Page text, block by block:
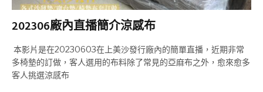
202306廠內直播簡介涼感布
本影片是在20230603在上美沙發行廠內的簡單直播，近期非常
多椅墊的訂做，客人選用的布料除了常見的亞麻布之外，愈來愈多
客人挑選涼感布